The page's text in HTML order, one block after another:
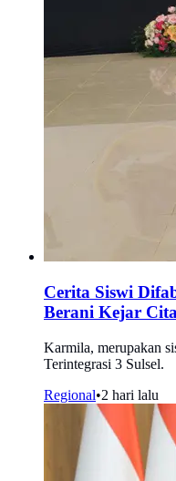
Cerita Siswi
Berani Kejar
Karmila, merupakan
Terintegrasi 3 Sulsel.
Regional•2 hari lalu